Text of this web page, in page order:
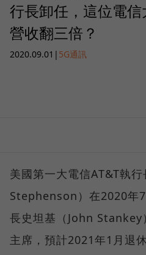
行長卸任，這位電
營收翻三倍？
2020.09.01 | 5G通訊
美國第一大電信AT&T執
Stephenson）在2020年
長史坦基（John Stankey
主席，預計2021年1月退休